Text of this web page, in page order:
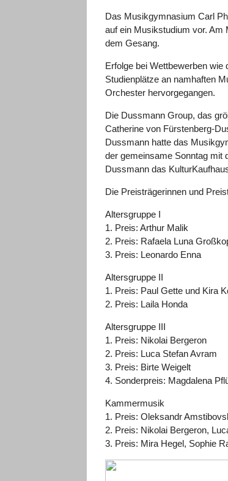
Das Musikgymnasium Carl
auf ein Musikstudium vor.
dem Gesang.
Erfolge bei Wettbewerben
Studienplätze an namhaften
Orchester hervorgegangen.
Die Dussmann Group, das
Catherine von Fürstenberg-
Dussmann hatte das
der gemeinsame Sonntag mit
Dussmann das
Die Preisträgerinnen und
Altersgruppe I
1. Preis: Arthur Malik
2. Preis: Rafaela Luna
3. Preis: Leonardo Enna
Altersgruppe II
1. Preis: Paul Gette und Kira
2. Preis: Laila Honda
Altersgruppe III
1. Preis: Nikolai Bergeron
2. Preis: Luca Stefan Avram
3. Preis: Birte Weigelt
4. Sonderpreis: Magdalena
Kammermusik
1. Preis: Oleksandr
2. Preis: Nikolai Bergeron,
3. Preis: Mira Hegel, Sophie